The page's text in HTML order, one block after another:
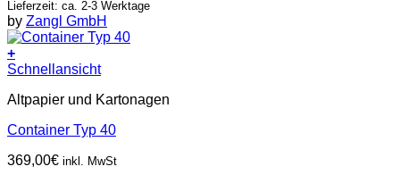
Lieferzeit: ca. 2-3 Werktage
by Zangl GmbH
+
Schnellansicht
Altpapier und Kartonagen
Container Typ 40
369,00€ inkl. MwSt